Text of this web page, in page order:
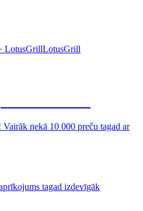
LotusGrillLotusGrill
nekā 10 000 preču tagad ar
tagad izdevīgāk